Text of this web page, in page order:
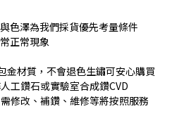
色澤為我們採貨優先考量條件
正常現象
金材質，不會退色生鏽可安心購買
工鑽石或實驗室合成鑽CVD
修改、補鑽、維修等將按照服務